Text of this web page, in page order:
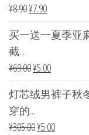
¥8.90¥7.90
买一送一夏季亚
截...
¥69.00¥5.00
灯芯绒男裤子秋
穿的...
¥305.00¥5.00